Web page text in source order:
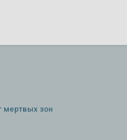
мертвых зон